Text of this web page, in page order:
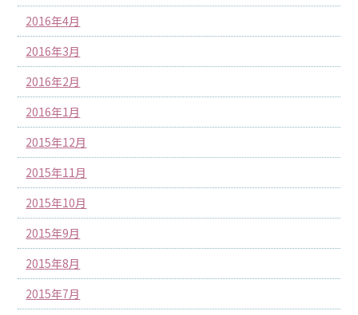
2016年4月
2016年3月
2016年2月
2016年1月
2015年12月
2015年11月
2015年10月
2015年9月
2015年8月
2015年7月